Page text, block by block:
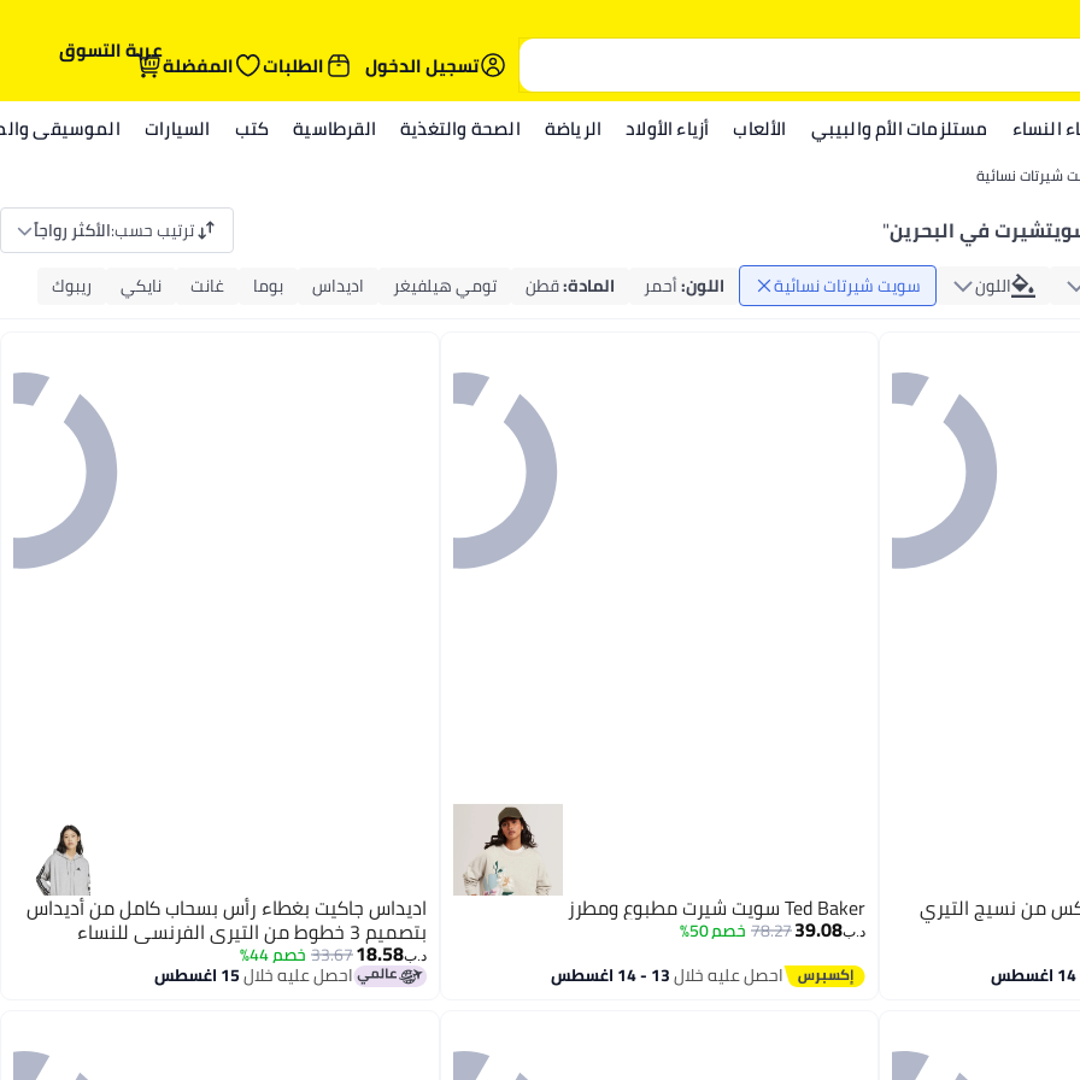
تسجيل الدخول
الطلبات المفضلةعربة التسوق
النساء مستلزمات الأم والبيبي الألعاب أزياء الأولاد الرياضة الصحة والتغذية القرطاسية كتب السيارات الموسيقى
شيرتات نسائية
في البحرين" ترتيب حسب:الأكثر رواجاً
اللون سويت شيرتات نسائية اللون:أحمر المادة:قطن تومي هيلفيغر اديداس بوما غانت نايكي ريبوك
من نسيج التيري Ted Baker سويت شيرت مطبوع ومطرز
د.ب‏39.08
78.27خصم 50%
احصل عليه خلال13 - 14 اغسطس
اديداس جاكيت بغطاء رأس بسحاب كامل من أديداس
بتصميم 3 خطوط من التيري الفرنسي للنساء
د.ب‏18.58
33.67 خصم 44%
احصل عليه خلال15 اغسطس